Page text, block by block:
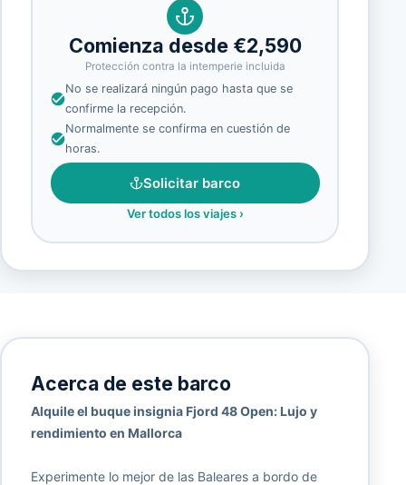
Comienza desde €2,590
Protección contra la intemperie incluida
No se realizará ningún pago hasta que se
confirme la recepción.
Normalmente se confirma en cuestión de
horas.
Solicitar barco
Ver todos los viajes›
Acerca de este barco
Alquile el buque insignia Fjord 48 Open: Lujo y
rendimiento en Mallorca
Experimente lo mejor de las Baleares a bordo de